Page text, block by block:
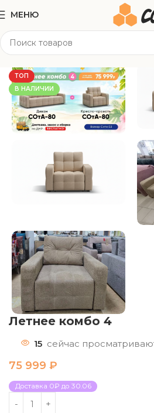
МЕНЮ
Мягкая мебель
ТОП
В НАЛИЧИИ
Летнее комбо 4
15 сейчас
75 999 ₽
Доставка 0₽ до 30.06